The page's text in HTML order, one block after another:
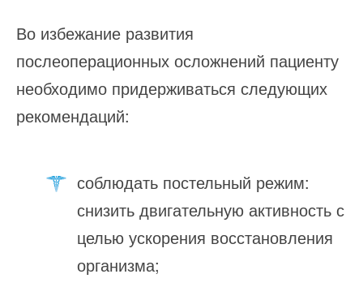
Во избежание развития
послеоперационных осложнений пациенту
необходимо придерживаться следующих
рекомендаций:
соблюдать постельный режим:
снизить двигательную активность с
целью ускорения восстановления
организма;